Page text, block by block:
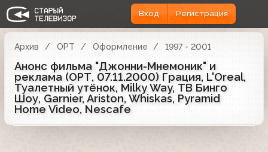
Вход Регистрация
Архив ОРТ Оформление 1997 - 2001
Анонс фильма "Джонни-Мнемоник" и
реклама (ОРТ, 07.11.2000) Грация, L'Oreal,
Туалетный утёнок, Milky Way, ТВ Бинго
Шоу, Garnier, Ariston, Whiskas, Pyramid
Home Video, Nescafe